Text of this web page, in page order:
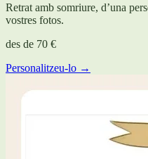
Retrat amb somriure, d’una
vostres fotos.
des de 70 €
Personalitzeu-lo →